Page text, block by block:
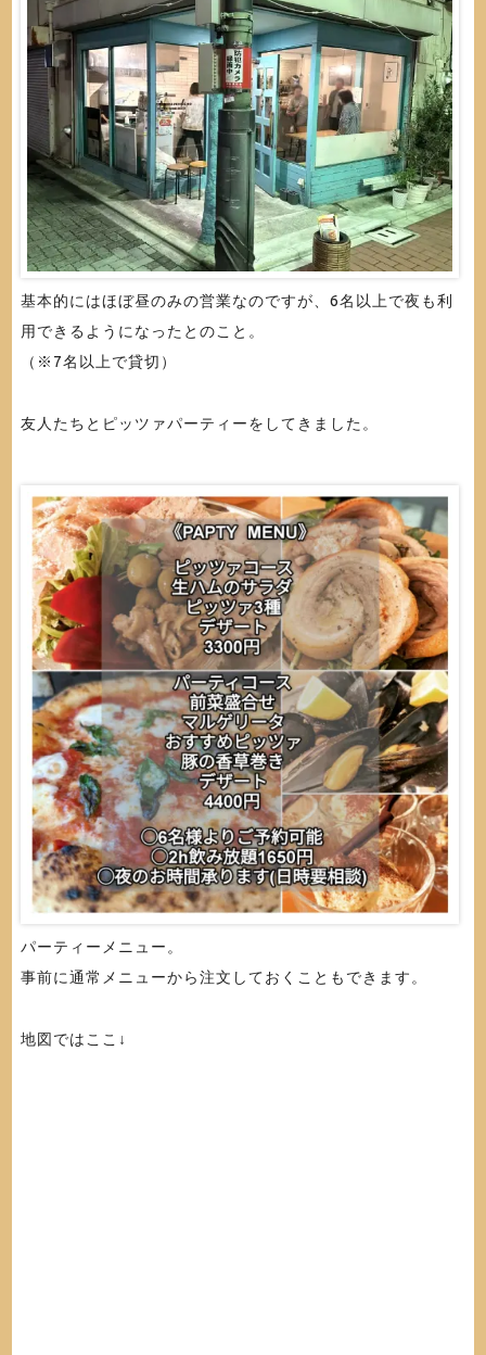
基本的にはほぼ昼のみの営業なのですが、6名以上で夜も利
用できるようになったとのこと。
（※7名以上で貸切）
友人たちとピッツァパーティーをしてきました。
パーティーメニュー。
事前に通常メニューから注文しておくこともできます。
地図ではここ↓